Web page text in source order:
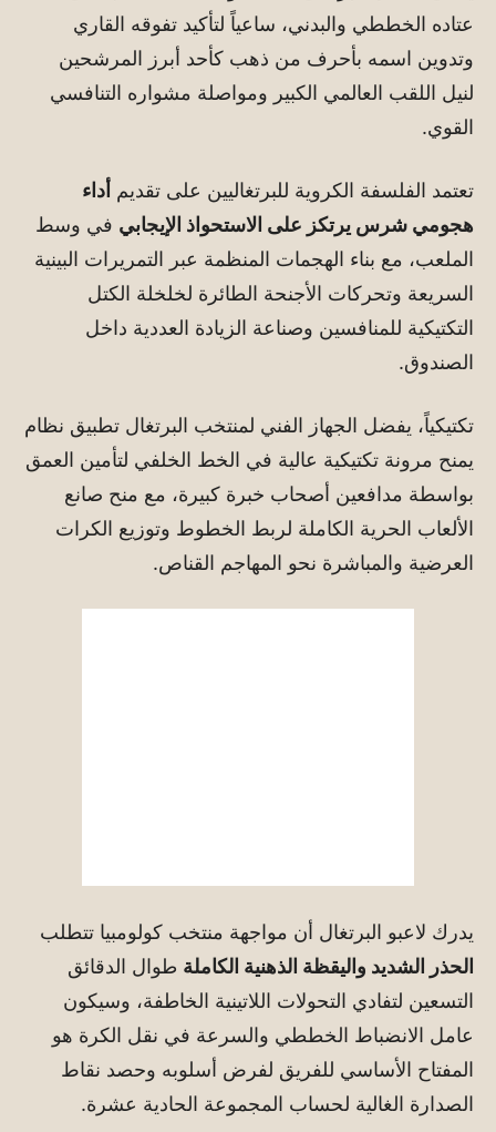
عتاده الخططي والبدني، ساعياً لتأكيد تفوقه القاري
وتدوين اسمه بأحرف من ذهب كأحد أبرز المرشحين
لنيل اللقب العالمي الكبير ومواصلة مشواره التنافسي
القوي.
تعتمد الفلسفة الكروية للبرتغاليين على تقديم أداء
هجومي شرس يرتكز على الاستحواذ الإيجابي في وسط
الملعب، مع بناء الهجمات المنظمة عبر التمريرات البينية
السريعة وتحركات الأجنحة الطائرة لخلخلة الكتل
التكتيكية للمنافسين وصناعة الزيادة العددية داخل
الصندوق.
تكتيكياً، يفضل الجهاز الفني لمنتخب البرتغال تطبيق نظام
يمنح مرونة تكتيكية عالية في الخط الخلفي لتأمين العمق
بواسطة مدافعين أصحاب خبرة كبيرة، مع منح صانع
الألعاب الحرية الكاملة لربط الخطوط وتوزيع الكرات
العرضية والمباشرة نحو المهاجم القناص.
يدرك لاعبو البرتغال أن مواجهة منتخب كولومبيا تتطلب
الحذر الشديد واليقظة الذهنية الكاملة طوال الدقائق
التسعين لتفادي التحولات اللاتينية الخاطفة، وسيكون
عامل الانضباط الخططي والسرعة في نقل الكرة هو
المفتاح الأساسي للفريق لفرض أسلوبه وحصد نقاط
الصدارة الغالية لحساب المجموعة الحادية عشرة.